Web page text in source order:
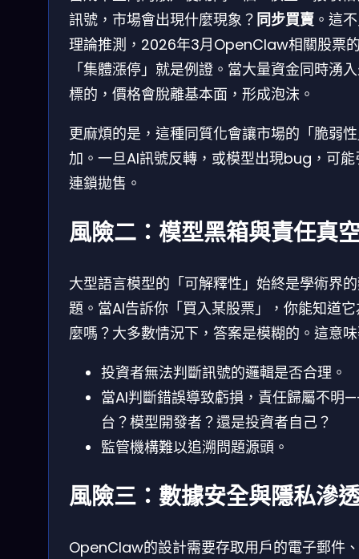
訊號，市場會出現什麼現象？ 同步買賣 。這
理論推測，2026年3月OpenClaw相關股票
「集體漲停」就是例證。當大量資金同時湧
標的，價格會脫離基本面，形成泡沫。
更麻煩的是，這種同質化會讓市場的「脆弱
加。一旦AI訊號反轉，或模型出現bug，可能
連鎖拋售。
風險二：模型黑箱與責任真
大型語言模型的「可解釋性」始終是學術界
題。當AI告訴你「買入某股票」，你能知道
麼嗎？大多數情況下，答案是模糊的。這意
投資者無法判斷訊號的邏輯是否合理。
當AI判斷錯誤導致虧損，責任歸屬不明
台？模型開發者？還是投資者自己？
監管機構難以追溯問題源頭。
風險三：數據安全與隱私滲
OpenClaw的設計需要存取用戶的電子郵件